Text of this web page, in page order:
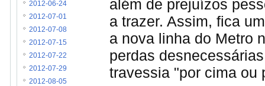
além de prejuízos
a trazer. Assim, fica
a nova linha do Metro
perdas
travessia "por cima ou
2012-06-24
2012-07-01
2012-07-08
2012-07-15
2012-07-22
2012-07-29
2012-08-05